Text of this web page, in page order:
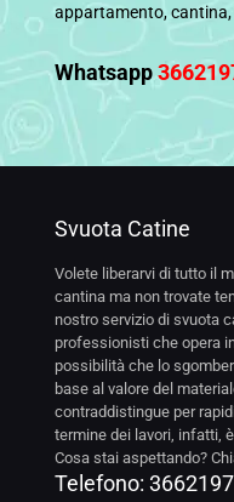
appartamento, cantina,
Whatsapp
Svuota Catine
Volete liberarvi di tutto il
cantina ma non trovate
nostro servizio di svuota
professionisti che opera
possibilità che lo
base al valore del
contraddistingue per
termine dei lavori, infatti,
Cosa stai aspettando?
Telefono: